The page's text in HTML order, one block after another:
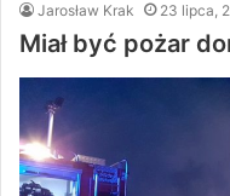
Jarosław Krak 23 lipca,
Miał być pożar